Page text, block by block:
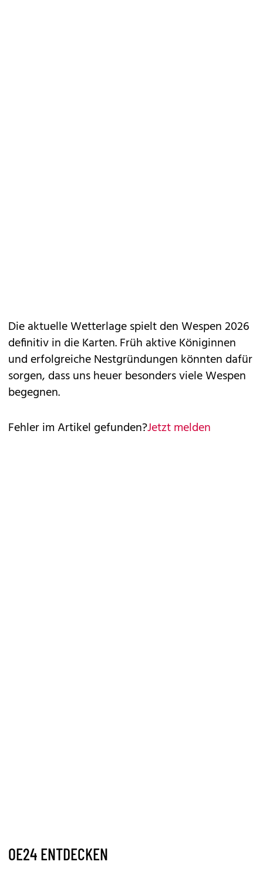
Die aktuelle Wetterlage spielt den Wespen 2026
definitiv in die Karten. Früh aktive Königinnen
und erfolgreiche Nestgründungen könnten dafür
sorgen, dass uns heuer besonders viele Wespen
begegnen.
Fehler im Artikel gefunden?Jetzt melden
OE24 ENTDECKEN